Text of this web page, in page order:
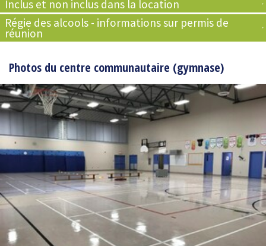
Inclus et non inclus dans la location
Régie des alcools - informations sur permis de
réunion
Photos du centre communautaire (gymnase)